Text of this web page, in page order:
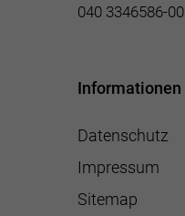
040 3346586-00
Informationen
Datenschutz
Impressum
Sitemap